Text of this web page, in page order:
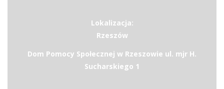
Lokalizacja:
Rzeszów
Dom Pomocy Społecznej w Rzeszowie ul. mjr H.
Sucharskiego 1